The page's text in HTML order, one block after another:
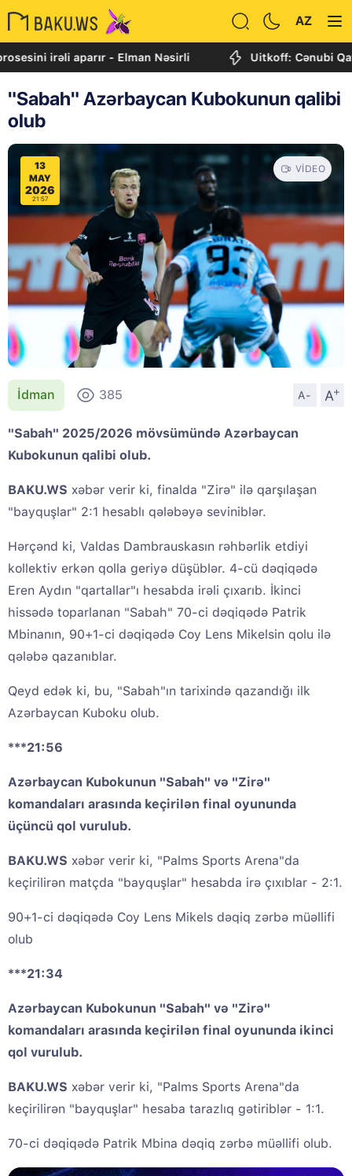
AZ
aparır - Elman Nəsirli Uitkoff: Cənubi Qafqaz
"Sabah" Azərbaycan Kubokunun qalibi
olub
13
MAY
2026
21:57
VIDEO
İdman 385 A- A
+
"Sabah" 2025/2026 mövsümündə Azərbaycan
Kubokunun qalibi olub.
BAKU.WS xəbər verir ki, finalda "Zirə" ilə qarşılaşan
"bayquşlar" 2:1 hesablı qələbəyə seviniblər.
Hərçənd ki, Valdas Dambrauskasın rəhbərlik etdiyi
kollektiv erkən qolla geriyə düşüblər. 4-cü dəqiqədə
Eren Aydın "qartallar"ı hesabda irəli çıxarıb. İkinci
hissədə toparlanan "Sabah" 70-ci dəqiqədə Patrik
Mbinanın, 90+1-ci dəqiqədə Coy Lens Mikelsin qolu ilə
qələbə qazanıblar.
Qeyd edək ki, bu, "Sabah"ın tarixində qazandığı ilk
Azərbaycan Kuboku olub.
***21:56
Azərbaycan Kubokunun "Sabah" və "Zirə"
komandaları arasında keçirilən final oyununda
üçüncü qol vurulub.
BAKU.WS xəbər verir ki, "Palms Sports Arena"da
keçirilirən matçda "bayquşlar" hesabda irə çıxıblar - 2:1.
90+1-ci dəqiqədə Coy Lens Mikels dəqiq zərbə müəllifi
olub
***21:34
Azərbaycan Kubokunun "Sabah" və "Zirə"
komandaları arasında keçirilən final oyununda ikinci
qol vurulub.
BAKU.WS xəbər verir ki, "Palms Sports Arena"da
keçirilirən "bayquşlar" hesaba tarazlıq gətiriblər - 1:1.
70-ci dəqiqədə Patrik Mbina dəqiq zərbə müəllifi olub.